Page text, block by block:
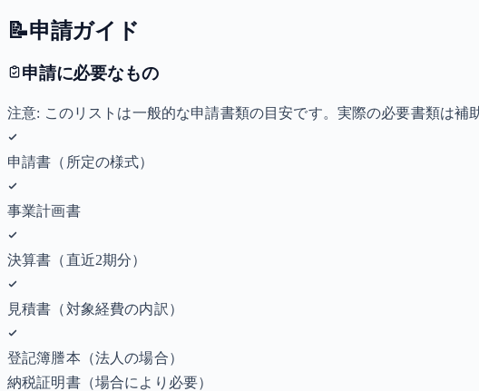
📝申請ガイド
申請に必要なもの
注意: このリストは一般的な申請書類の目安です。実際の必要書類は
申請書（所定の様式）
事業計画書
決算書（直近2期分）
見積書（対象経費の内訳）
登記簿謄本（法人の場合）
納税証明書（場合により必要）